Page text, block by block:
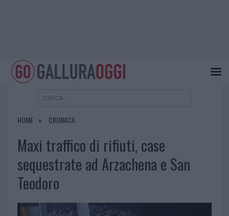
HOME CRONACA
Maxi traffico di rifiuti, case
sequestrate ad Arzachena e San
Teodoro